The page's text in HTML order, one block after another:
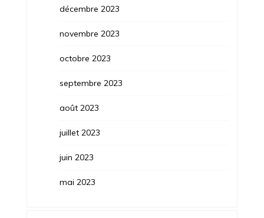
décembre 2023
novembre 2023
octobre 2023
septembre 2023
août 2023
juillet 2023
juin 2023
mai 2023